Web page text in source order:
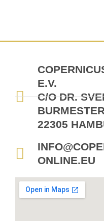
E.V.
C/O DR.
22305
ONLINE.EU